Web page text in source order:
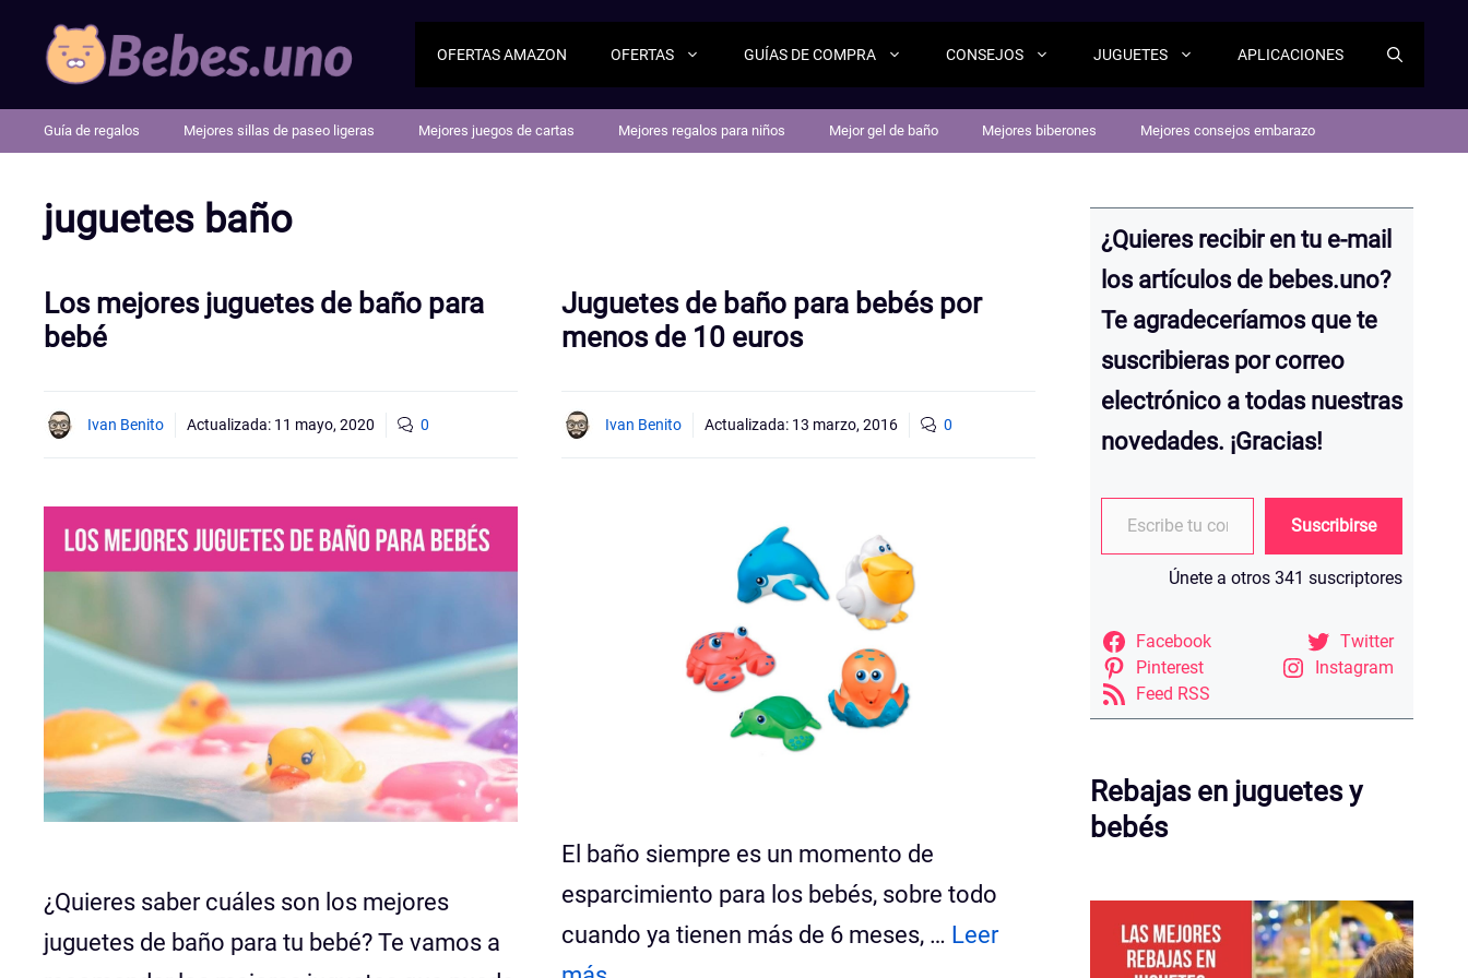
Saltar
OFERTAS AMAZON OFERTAS GUÍAS DE COMPRA CONSEJOS JUGUETES APLICACIONES
Guía de regalos Mejores sillas de paseo ligeras Mejores juegos de cartas Mejores regalos para niños Mejor gel de baño Mejores biberones Mejores consejos embarazo
juguetes baño
Los mejores juguetes de baño para
bebé
Ivan Benito Actualizada: 11 mayo, 2020 0
¿Quieres saber cuáles son los mejores
juguetes de baño para tu bebé? Te vamos a
Juguetes de baño para bebés por
menos de 10 euros
Ivan Benito Actualizada: 13 marzo, 2016 0
El baño siempre es un momento de
esparcimiento para los bebés, sobre todo
cuando ya tienen más de 6 meses, … Leer
¿Quieres recibir en tu e-mail
los artículos de bebes.uno?
Te agradeceríamos que te
suscribieras por correo
electrónico a todas nuestras
novedades. ¡Gracias!
Escribe tu correo electrónico…
Suscribirse
Únete a otros 341 suscriptores
Facebook
Twitter
Pinterest
Instagram
Feed RSS
Rebajas en juguetes y
bebés